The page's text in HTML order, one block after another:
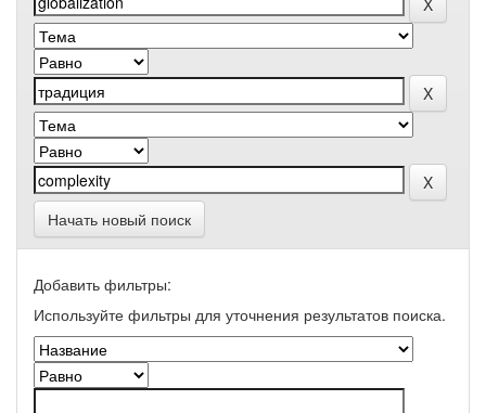
Начать новый поиск
Добавить фильтры:
Используйте фильтры для уточнения результатов поиска.